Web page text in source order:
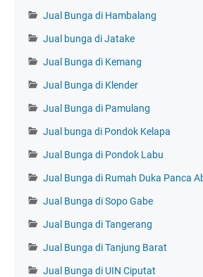
Jual Bunga di Hambalang
Jual bunga di Jatake
Jual Bunga di Kemang
Jual Bunga di Klender
Jual Bunga di Pamulang
Jual bunga di Pondok Kelapa
Jual Bunga di Pondok Labu
Jual Bunga di Rumah Duka Panca
Jual Bunga di Sopo Gabe
Jual Bunga di Tangerang
Jual Bunga di Tanjung Barat
Jual Bunga di UIN Ciputat